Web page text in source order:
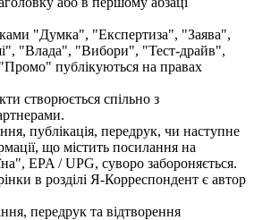
"Думка", "Експертиза", "Заява",
"Влада", "Вибори", "Тест-драйв",
публікуються на правах
створюється спільно з
публікація, передрук, чи наступне
що містить посилання на
EPA / UPG, суворо забороняється.
в розділі Я-Корреспондент є автор
передрук та відтворення